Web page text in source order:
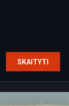
SKAITYTI